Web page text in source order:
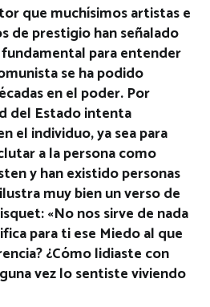
que muchísimos artistas e
de prestigio han señalado
para entender
se ha podido
en el poder. Por
del Estado intenta
el individuo, ya sea para
a la persona como
y han existido personas
muy bien un verso de
«No nos sirve de nada
para ti ese Miedo al que
¿Cómo lidiaste con
vez lo sentiste viviendo